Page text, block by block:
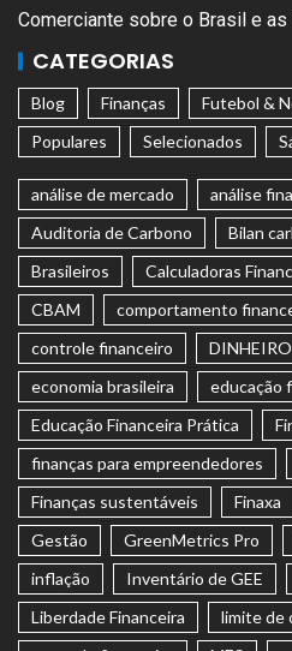
Comerciante sobre o Brasil e as
CATEGORIAS
Blog Finanças Futebol &
Populares
Selecionados
análise de mercado
análise
Auditoria de Carbono
Bilan
Brasileiros
Calculadoras
CBAM
comportamento
controle financeiro
DINHEIRO
economia brasileira
educação
Educação Financeira Prática
finanças para empreendedores
Finanças sustentáveis
Finaxa
Gestão
GreenMetrics Pro
inflação
Inventário de GEE
Liberdade Financeira
limite de